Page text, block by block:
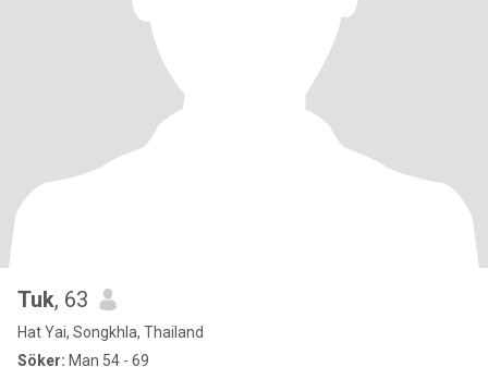
Tuk, 63
Hat Yai, Songkhla, Thailand
Söker: Man 54 - 69